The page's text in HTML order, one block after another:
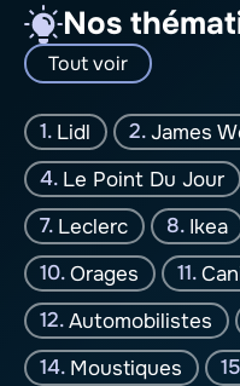
Nos
Tout voir
Lidl James
Le Point Du Jour
Leclerc
Ikea
Orages
Automobilistes
Moustiques